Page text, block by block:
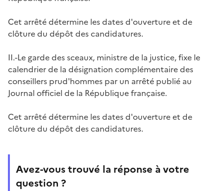
Cet arrêté détermine les dates d'ouverture et de
clôture du dépôt des candidatures.
II.-Le garde des sceaux, ministre de la justice, fixe le
calendrier de la désignation complémentaire des
conseillers prud'hommes par un arrêté publié au
Journal officiel de la République française.
Cet arrêté détermine les dates d'ouverture et de
clôture du dépôt des candidatures.
Avez-vous trouvé la réponse à votre
question ?